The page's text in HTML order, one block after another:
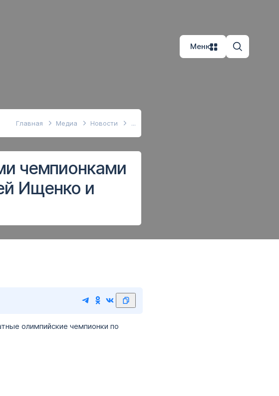
Меню
Главная Медиа Новости
чемпионками
Ищенко и
олимпийские чемпионки по